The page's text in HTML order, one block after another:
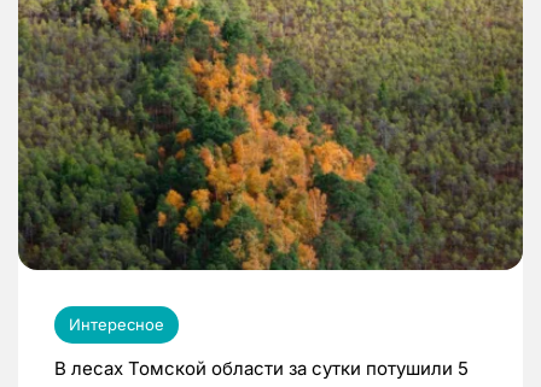
Интересное
В лесах Томской области за сутки потушили 5